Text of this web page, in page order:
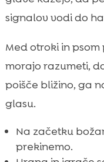
signalov vodi do
Med otroki in psom
morajo razumeti,
poišče bližino, ga
glasu.
Na začetku
prekinemo.